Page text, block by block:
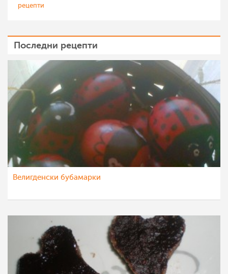
рецепти
Последни рецепти
Велигденски бубамарки